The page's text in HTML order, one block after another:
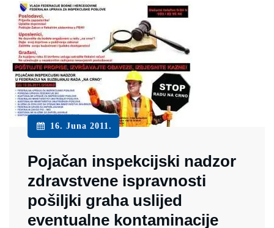
16. Juna 2011.
Pojačan inspekcijski nadzor
zdravstvene ispravnosti
pošiljki graha uslijed
eventualne kontaminacije